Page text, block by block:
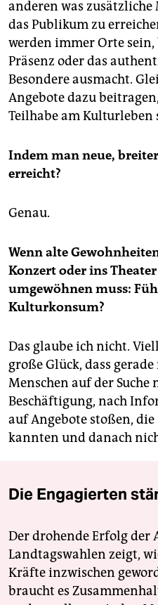
anderen was
das Publikum zu
werden immer Orte sein,
Präsenz oder das
Besondere ausmacht.
Angebote dazu
Teilhabe am Kulturleben
Indem man neue,
erreicht?
Genau.
Wenn alte
Konzert oder ins
umgewöhnen muss:
Kulturkonsum?
Das glaube ich nicht.
große Glück, dass
Menschen auf der
Beschäftigung, nach
auf Angebote stoßen,
kannten und danach
Die Engagierten
Der drohende Erfolg der
Landtagswahlen zeigt,
Kräfte inzwischen
braucht es